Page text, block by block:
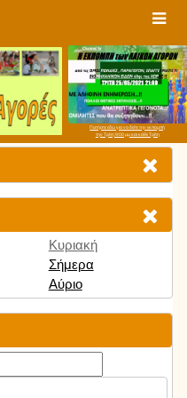
Πατήστε εδώ για να δείτε την εκπομπή
την Τρίτη 9:00 μμ και κάθε Τρίτη
Κυριακή
Σήμερα
Αύριο